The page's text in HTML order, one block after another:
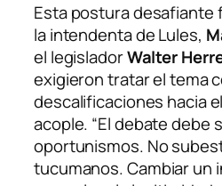
Esta postura desafiante
la intendenta de Lules,
el legisladorWalter
exigieron tratar el tema
descalificaciones hacia
acople. “El debate debe
oportunismos. No
tucumanos. Cambiar un